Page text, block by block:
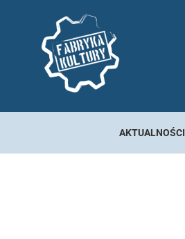
AKTUALNOŚCI